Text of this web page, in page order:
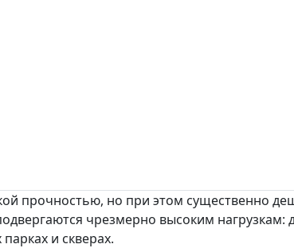
прочностью, но при этом существенно
чрезмерно высоким
и скверах.